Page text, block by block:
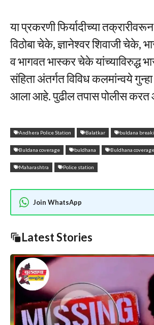
या प्रकरणी फिर्यादीच्या
विठोबा चेके, ज्ञानेश्वर शिवाजी चेके,
व भागवत भास्कर चेके यांच्याविरुद्ध
संहिता अंतर्गत विविध कलमांन्वये
आला आहे. पुढील तपास पोलीस
Andhera Police Station Balatkar buldana
Buldana coverage buldhana Buldhana coverage
Maharashtra Police station
Join WhatsApp
Latest Stories